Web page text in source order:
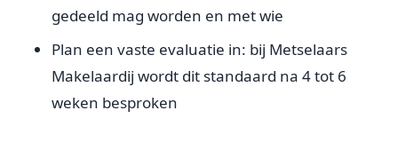
gedeeld mag worden en met wie
Plan een vaste evaluatie in: bij Metselaars
Makelaardij wordt dit standaard na 4 tot 6
weken besproken